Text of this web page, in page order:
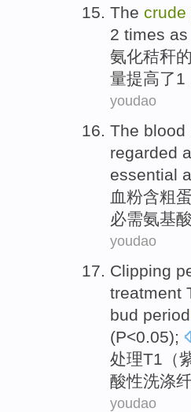
The crude
2 times
氨化秸秆的
量提高了1
youdao
The blood
regarded
essential
血粉含粗
必需氨基酸
youdao
Clipping
treatment
bud period
(P<0.05);
处理T1 （
酸性洗涤
youdao